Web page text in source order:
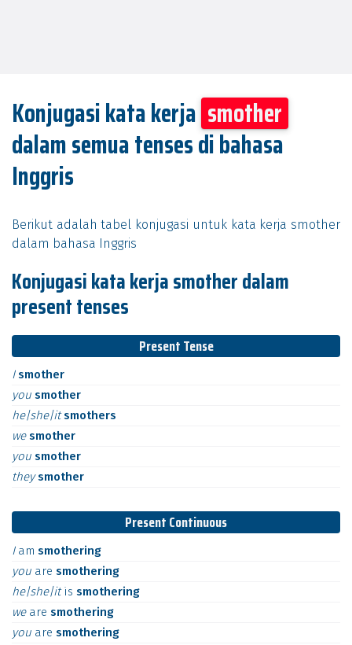
Konjugasi kata kerja smother
dalam semua tenses di bahasa
Inggris
Berikut adalah tabel konjugasi untuk kata kerja smother
dalam bahasa Inggris
Konjugasi kata kerja smother dalam
present tenses
Present Tense
Ismother
you smother
he|she|itsmothers
wesmother
you smother
theysmother
Present Continuous
I am smothering
you are smothering
he|she|itis smothering
we are smothering
you are smothering